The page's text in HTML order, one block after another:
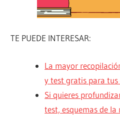
TE PUEDE INTERESAR:
La mayor
y test gratis para
Si quieres
test, esquemas de